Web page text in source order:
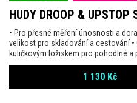
HUDY DROOP & UPSTOP
• Pro přesné měření únosnosti a
velikost pro skladování a cestování •
kuličkovým ložiskem pro pohodlné a
1 130 Kč